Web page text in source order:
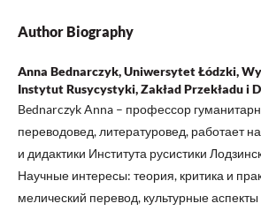
Author Biography
Anna Bednarczyk, Uniwersytet Łódzki,
Instytut Rusycystyki, Zakład Przekładu i
Bednarczyk Anna – профессор
переводовед, литературовед, работает
и дидактики Института русистики
Научные интересы: теория, критика и
мелический перевод, культурные